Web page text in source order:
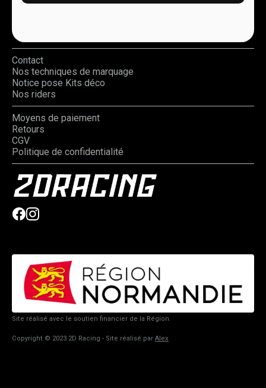
Contact
Nos techniques de marquage
Notice pose Kits déco
Nos riders
Moyens de paiement
Retours
CGV
Politique de confidentialité
Site réalisé avec le soutien financier de la Région.
Copyright © 2023 2D Racing - Site réalisé par Alex